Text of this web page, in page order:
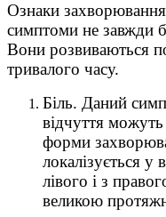
Ознаки
симптоми не завжди
Вони розвиваються
тривалого часу.
Біль. Даний
відчуття можуть
форми
локалізується у
лівого і з
великою